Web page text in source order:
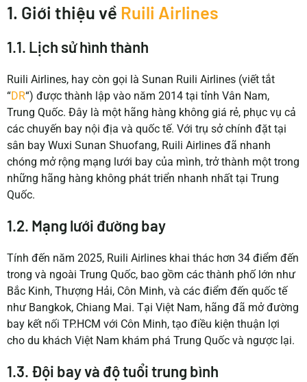
1. Giới thiệu về Ruili Airlines
1.1. Lịch sử hình thành
Ruili Airlines, hay còn gọi là Sunan Ruili Airlines (viết tắt
“DR“) được thành lập vào năm 2014 tại tỉnh Vân Nam,
Trung Quốc. Đây là một hãng hàng không giá rẻ, phục vụ cả
các chuyến bay nội địa và quốc tế. Với trụ sở chính đặt tại
sân bay Wuxi Sunan Shuofang, Ruili Airlines đã nhanh
chóng mở rộng mạng lưới bay của mình, trở thành một trong
những hãng hàng không phát triển nhanh nhất tại Trung
Quốc.
1.2. Mạng lưới đường bay
Tính đến năm 2025, Ruili Airlines khai thác hơn 34 điểm đến
trong và ngoài Trung Quốc, bao gồm các thành phố lớn như
Bắc Kinh, Thượng Hải, Côn Minh, và các điểm đến quốc tế
như Bangkok, Chiang Mai. Tại Việt Nam, hãng đã mở đường
bay kết nối TP.HCM với Côn Minh, tạo điều kiện thuận lợi
cho du khách Việt Nam khám phá Trung Quốc và ngược lại.
1.3. Đội bay và độ tuổi trung bình